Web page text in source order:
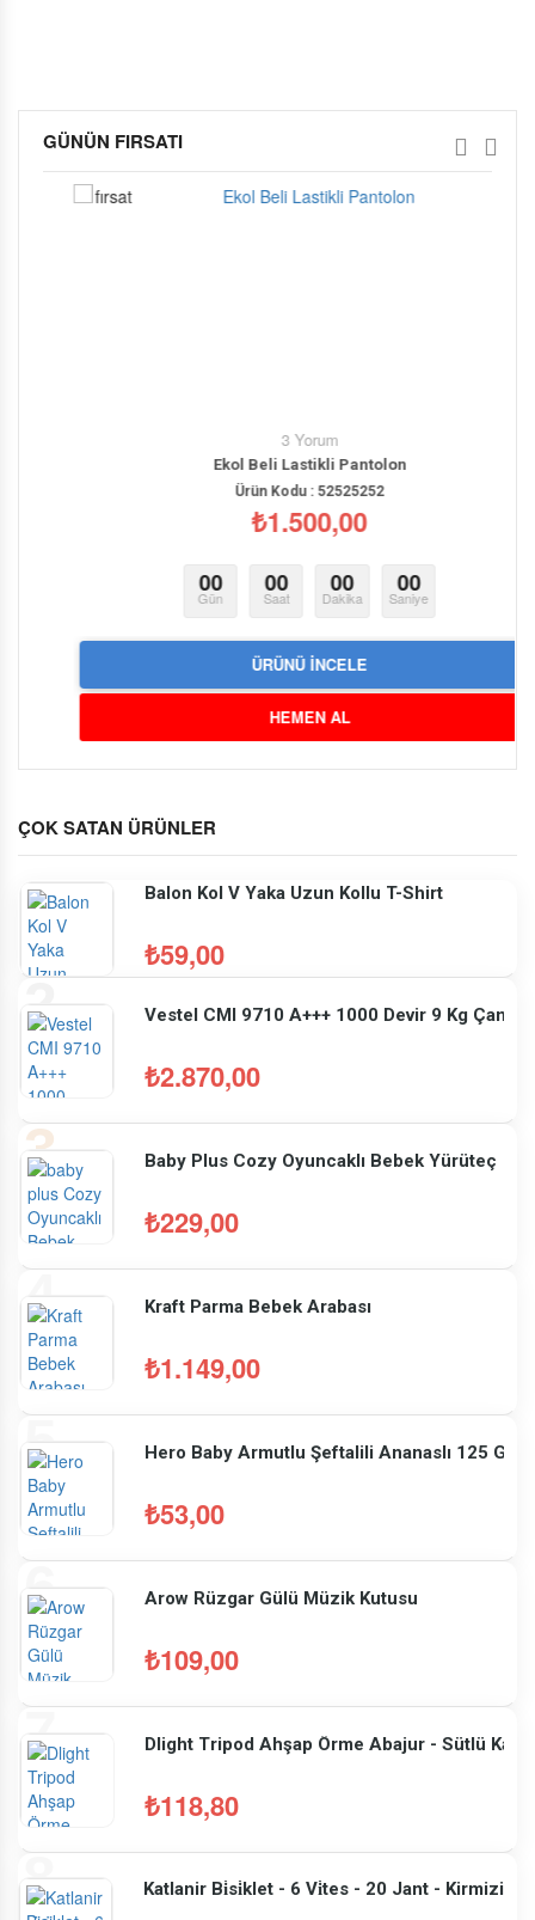
GÜNÜN FIRSATI
Ekol Beli Lastikli Pantolon
Ürün Kodu : 52525252
₺1.500,00
00
Saat 00
Dakika 00
Saniye
ÜRÜNÜ İNCELE
HEMEN AL
ÇOK SATAN ÜRÜNLER
Balon Kol V Yaka Uzun Kollu T-Shirt
₺59,00
Vestel CMI 9710 A+++ 1000 Devir 9 Kg
₺2.870,00
Baby Plus Cozy Oyuncaklı Bebek Yürüteç
₺229,00
Kraft Parma Bebek Arabası
₺1.149,00
Hero Baby Armutlu Şeftalili Ananaslı 125 Gr
₺53,00
Arow Rüzgar Gülü Müzik Kutusu
₺109,00
Dlight Tripod Ahşap Örme Abajur - Sütlü
₺118,80
Katlanir Bi̇si̇klet - 6 Vi̇tes - 20 Jant - Kirmizi -